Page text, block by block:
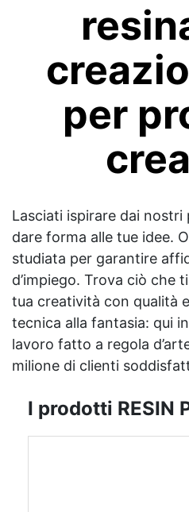
per
Lasciati ispirare dai
dare forma alle tue idee.
studiata per garantire
d’impiego. Trova ciò che
tua creatività con qualità
tecnica alla fantasia: qui
lavoro fatto a regola
milione di clienti
I prodotti RESIN